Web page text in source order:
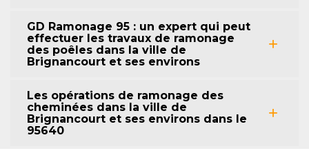
GD Ramonage 95 : un expert qui peut
effectuer les travaux de ramonage
des poêles dans la ville de
Brignancourt et ses environs
Les opérations de ramonage des
cheminées dans la ville de
Brignancourt et ses environs dans le
95640